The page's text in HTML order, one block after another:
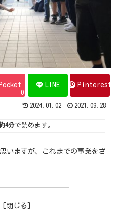
Pocket
0
LINE Pinterest
2024.01.02 2021.09.28
4分で読めます。
いますが、これまでの事業をざ